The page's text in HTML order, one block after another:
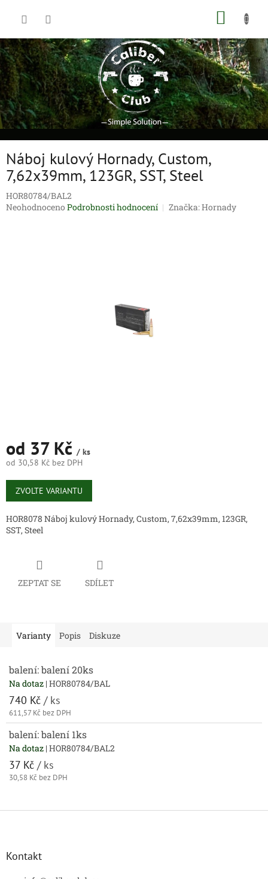
Náboj kulový Hornady, Custom,
7,62x39mm, 123GR, SST, Steel
HOR80784/BAL2
Průměrné
Neohodnoceno Podrobnosti hodnocení Značka:Hornady
od 37 Kč / ks
od 30,58 Kč bez DPH
Měrná
cena:
ZVOLTE VARIANTU
HOR8078 Náboj kulový Hornady, Custom, 7,62x39mm, 123GR,
SST, Steel
ZEPTAT SE SDÍLET
Varianty Popis Diskuze
balení: balení 20ks
Na dotaz | HOR80784/BAL
740 Kč / ks
611,57 Kč bez DPH
balení: balení 1ks
Na dotaz | HOR80784/BAL2
37 Kč / ks
30,58 Kč bez DPH
Z
Kontakt